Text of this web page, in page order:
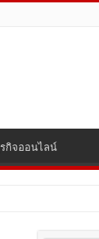
กิจออนไลน์